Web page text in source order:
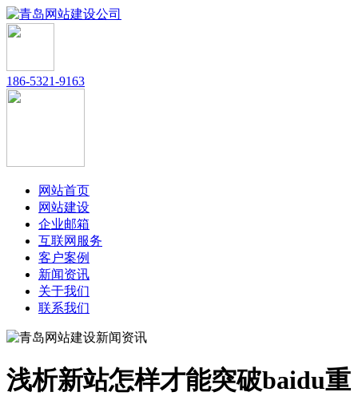
186-5321-9163
网站首页
网站建设
企业邮箱
互联网服务
客户案例
新闻资讯
关于我们
联系我们
浅析新站怎样才能突破baidu重